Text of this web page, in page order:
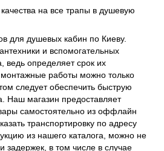
на все трапы в душевую
для душевых кабин по Киеву.
и вспомогательных
ведь определяет срок их
монтажные работы можно только
следует обеспечить быструю
Наш магазин предоставляет
самостоятельно из оффлайн
транспортировку по адресу
из нашего каталога, можно не
задержек, в том числе в случае